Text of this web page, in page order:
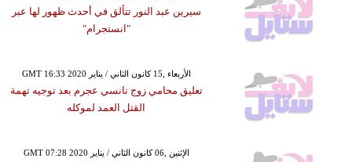
سيرين عبد النور تتألق في أحدث ظهور لها عبر
"انستجرام"
GMT 16:33 2020 الأربعاء ,15 كانون الثاني / يناير
تعليق محامي زوج نانسي عجرم بعد توجيه تهمة
القتل العمد لموكله
GMT 07:28 2020 الإثنين ,06 كانون الثاني / يناير